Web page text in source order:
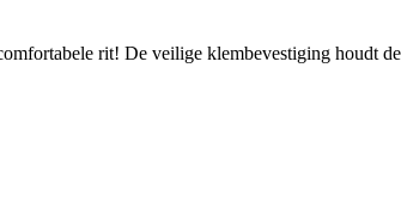
rit! De veilige klembevestiging houdt de